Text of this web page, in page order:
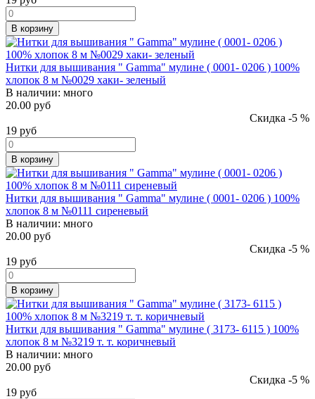
В корзину
Нитки для вышивания " Gamma" мулине ( 0001- 0206 ) 100%
хлопок 8 м №0029 хаки- зеленый
В наличии: много
20.00 руб
Скидка -5 %
19 руб
В корзину
Нитки для вышивания " Gamma" мулине ( 0001- 0206 ) 100%
хлопок 8 м №0111 сиреневый
В наличии: много
20.00 руб
Скидка -5 %
19 руб
В корзину
Нитки для вышивания " Gamma" мулине ( 3173- 6115 ) 100%
хлопок 8 м №3219 т. т. коричневый
В наличии: много
20.00 руб
Скидка -5 %
19 руб